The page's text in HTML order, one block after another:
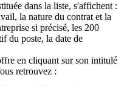
dans la liste, s'affichent :
la nature du contrat et la
si précisé, les 200
du poste, la date de
en cliquant sur son intitulé
retrouvez :